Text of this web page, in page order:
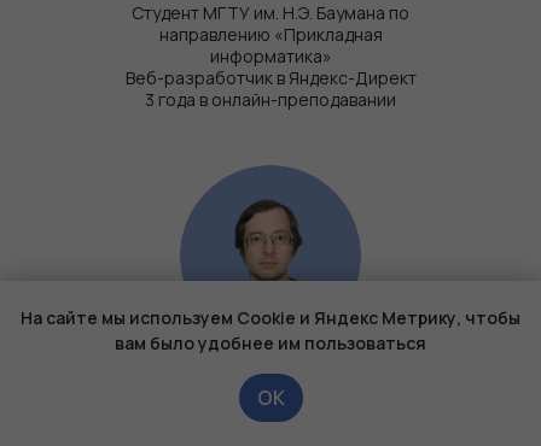
Студент МГТУ им. Н.Э. Баумана по
направлению «Прикладная
информатика»
Веб-разработчик в Яндекс-Директ
3 года в онлайн-преподавании
ДЖАМБОЛЕТ ШОВГЕНОВ
На сайте мы используем Cookie и Яндекс Метрику, чтобы
вам было удобнее им пользоваться
OК